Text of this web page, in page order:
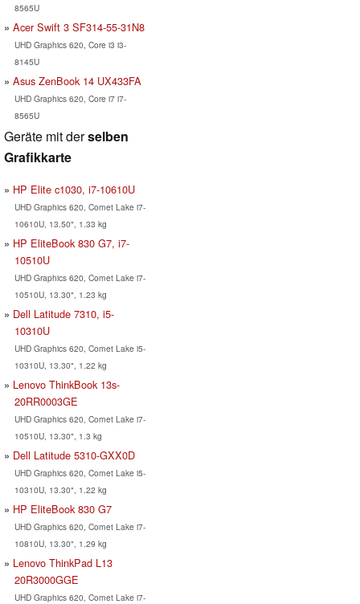
8565U
Acer Swift 3 SF314-55-31N8
UHD Graphics 620, Core i3 i3-
8145U
Asus ZenBook 14 UX433FA
UHD Graphics 620, Core i7 i7-
8565U
Geräte mit derselben
Grafikkarte
HP Elite c1030, i7-10610U
UHD Graphics 620, Comet Lake i7-
10610U, 13.50", 1.33 kg
HP EliteBook 830 G7, i7-
10510U
UHD Graphics 620, Comet Lake i7-
10510U, 13.30", 1.23 kg
Dell Latitude 7310, i5-
10310U
UHD Graphics 620, Comet Lake i5-
10310U, 13.30", 1.22 kg
Lenovo ThinkBook 13s-
20RR0003GE
UHD Graphics 620, Comet Lake i7-
10510U, 13.30", 1.3 kg
Dell Latitude 5310-GXX0D
UHD Graphics 620, Comet Lake i5-
10310U, 13.30", 1.22 kg
HP EliteBook 830 G7
UHD Graphics 620, Comet Lake i7-
10810U, 13.30", 1.29 kg
Lenovo ThinkPad L13
20R3000GGE
UHD Graphics 620, Comet Lake i7-